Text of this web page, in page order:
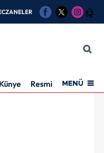
12
Künye Resmi İlanMENÜ